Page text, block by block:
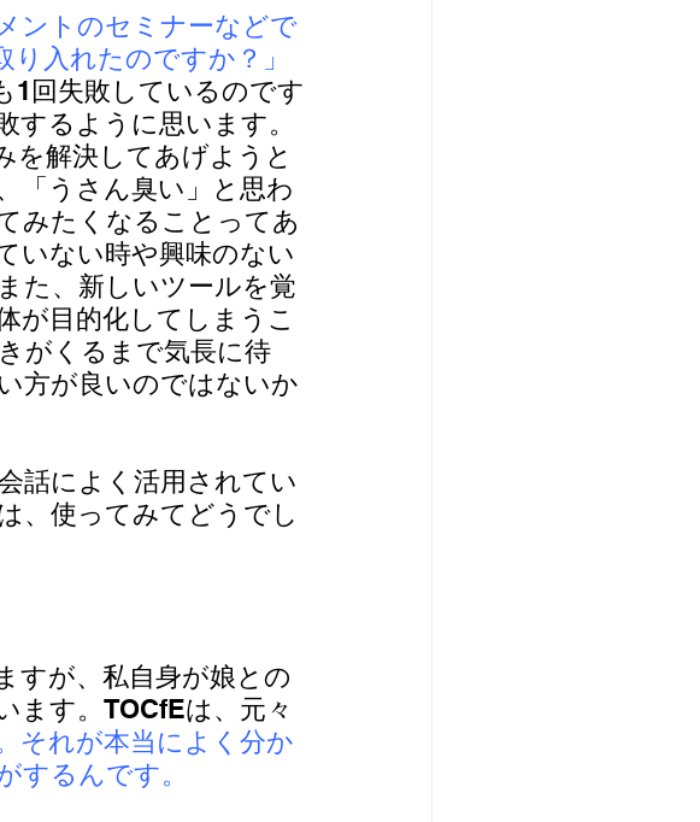
ントのセミナーなどで
り入れたのですか？ 」
1回失敗しているのです
るように思います。
を解決してあげようと
「うさん臭い」と思わ
みたくなることってあ
いない時や興味のない
た、新しいツールを覚
が目的化してしまうこ
がくるまで気長に待
方が良いのではないか
話によく活用されてい
、使ってみてどうでし
すが、私自身が娘との
ます。TOCfEは、元々
それが本当によく分か
するんです。